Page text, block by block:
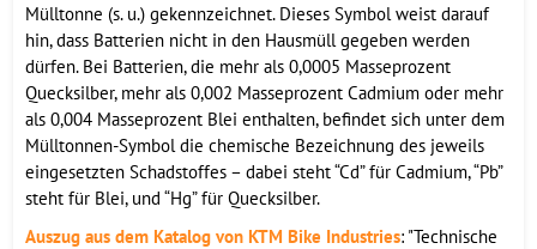
Mülltonne (s. u.) gekennzeichnet. Dieses Symbol weist darauf
hin, dass Batterien nicht in den Hausmüll gegeben werden
dürfen. Bei Batterien, die mehr als 0,0005 Masseprozent
Quecksilber, mehr als 0,002 Masseprozent Cadmium oder mehr
als 0,004 Masseprozent Blei enthalten, befindet sich unter dem
Mülltonnen-Symbol die chemische Bezeichnung des jeweils
eingesetzten Schadstoffes – dabei steht “Cd” für Cadmium, “Pb”
steht für Blei, und “Hg” für Quecksilber.
Auszug aus dem Katalog von KTM Bike Industries: "Technische